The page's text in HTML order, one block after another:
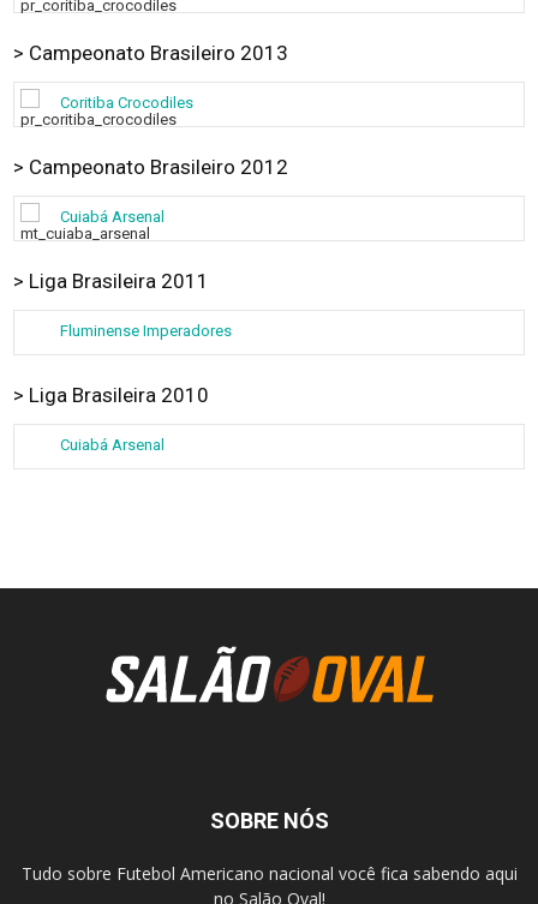
> Campeonato Brasileiro 2013
Coritiba Crocodiles
> Campeonato Brasileiro 2012
Cuiabá Arsenal
> Liga Brasileira 2011
Fluminense Imperadores
> Liga Brasileira 2010
Cuiabá Arsenal
SOBRE NÓS
Tudo sobre Futebol Americano nacional você fica sabendo aqui
no Salão Oval!